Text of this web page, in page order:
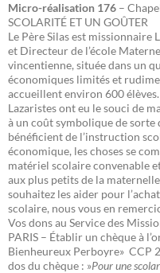
Micro-réalisation 176 –
SCOLARITÉ ET UN GOÛTER
Le Père Silas est missionnaire
et Directeur de l’école
vincentienne, située dans un
économiques limités et
accueillent environ 600
Lazaristes ont eu le souci de
à un coût symbolique de sorte
bénéficient de l’instruction
économique, les choses se
matériel scolaire convenable
aux plus petits de la
souhaitez les aider pour
scolaire, nous vous en
Vos dons au Service des
PARIS – Établir un chèque à
Bienheureux Perboyre» CCP
dos du chèque : »Pour une